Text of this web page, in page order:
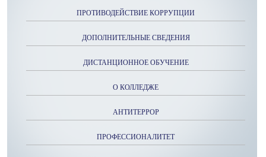
ПРОТИВОДЕЙСТВИЕ КОРРУПЦИИ
ДОПОЛНИТЕЛЬНЫЕ СВЕДЕНИЯ
ДИСТАНЦИОННОЕ ОБУЧЕНИЕ
О КОЛЛЕДЖЕ
АНТИТЕРРОР
ПРОФЕССИОНАЛИТЕТ